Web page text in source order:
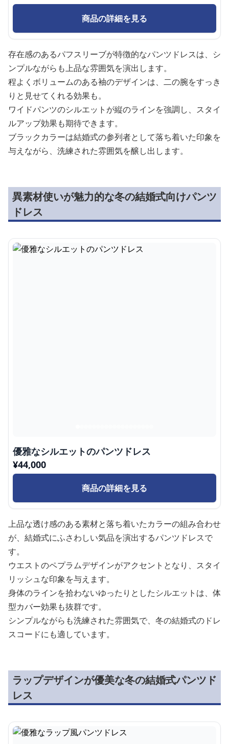
商品の詳細を見る
存在感のあるパフスリーブが特徴的なパンツドレスは、シ
ンプルながらも上品な雰囲気を演出します。
程よくボリュームのある袖のデザインは、二の腕をすっき
りと見せてくれる効果も。
ワイドパンツのシルエットが縦のラインを強調し、スタイ
ルアップ効果も期待できます。
ブラックカラーは結婚式の参列者として落ち着いた印象を
与えながら、洗練された雰囲気を醸し出します。
異素材使いが魅力的な冬の結婚式向けパンツ
ドレス
優雅なシルエットのパンツドレス
¥44,000
商品の詳細を見る
上品な透け感のある素材と落ち着いたカラーの組み合わせ
が、結婚式にふさわしい気品を演出するパンツドレスで
す。
ウエストのペプラムデザインがアクセントとなり、スタイ
リッシュな印象を与えます。
身体のラインを拾わないゆったりとしたシルエットは、体
型カバー効果も抜群です。
シンプルながらも洗練された雰囲気で、冬の結婚式のドレ
スコードにも適しています。
ラップデザインが優美な冬の結婚式パンツド
レス